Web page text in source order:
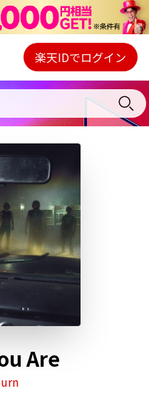
Webプレイヤー
ご契約内容の確認・変更
楽天IDでログイン
Are